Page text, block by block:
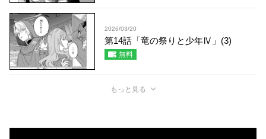
2026/03/20
第14話「竜の祭りと少年Ⅳ」(3)
無料
もっと見る